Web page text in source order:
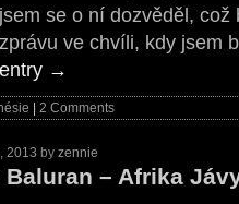
jsem se o ní dozvěděl,
zprávu ve chvíli, kdy jsem
entry →
2 Comments
2013 by zennie
– Afrika